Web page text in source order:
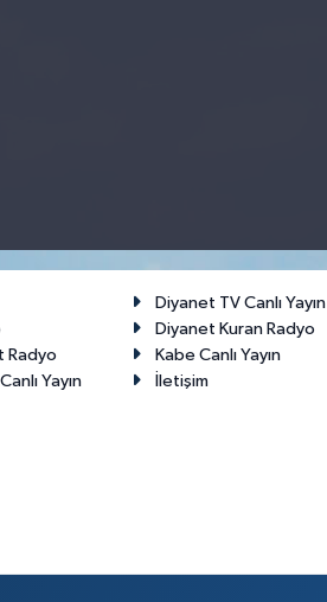
Diyanet TV Canlı Yayın
Diyanet Kuran Radyo
Radyo
Kabe Canlı Yayın
Yayın
İletişim